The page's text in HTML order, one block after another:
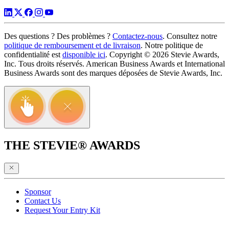
Des questions ? Des problèmes ? Contactez-nous. Consultez notre
politique de remboursement et de livraison. Notre politique de
confidentialité est disponible ici. Copyright © 2026 Stevie Awards,
Inc. Tous droits réservés. American Business Awards et International
Business Awards sont des marques déposées de Stevie Awards, Inc.
THE STEVIE® AWARDS
Sponsor
Contact Us
Request Your Entry Kit